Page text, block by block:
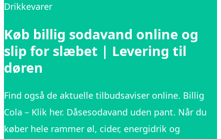
Drikkevarer
Køb billig sodavand online og
slip for slæbet | Levering til
døren
Find også de aktuelle tilbudsaviser online. Billig
Cola – Klik her. Dåsesodavand uden pant. Når du
køber hele rammer øl, cider, energidrik og